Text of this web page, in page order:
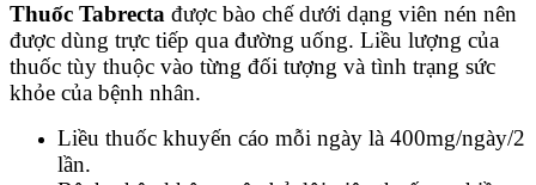
Thuốc Tabrecta được bào chế dưới dạng viên nén nên
được dùng trực tiếp qua đường uống. Liều lượng của
thuốc tùy thuộc vào từng đối tượng và tình trạng sức
khỏe của bệnh nhân.
Liều thuốc khuyến cáo mỗi ngày là 400mg/ngày/2
lần.